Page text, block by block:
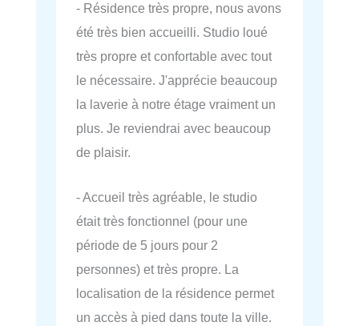
- Résidence très propre, nous avons
été très bien accueilli. Studio loué
très propre et confortable avec tout
le nécessaire. J'apprécie beaucoup
la laverie à notre étage vraiment un
plus. Je reviendrai avec beaucoup
de plaisir.
- Accueil très agréable, le studio
était très fonctionnel (pour une
période de 5 jours pour 2
personnes) et très propre. La
localisation de la résidence permet
un accès à pied dans toute la ville.